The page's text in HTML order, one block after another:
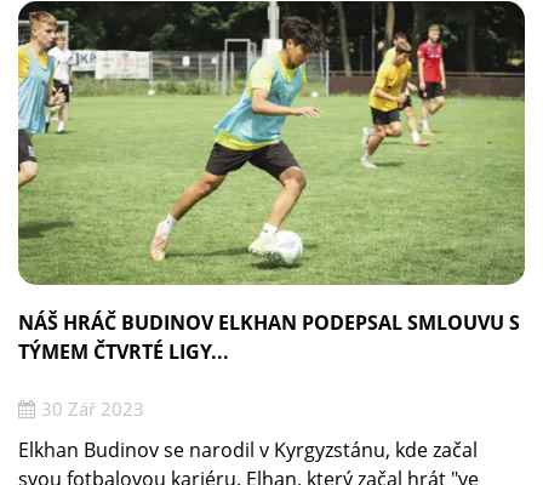
NÁŠ HRÁČ BUDINOV ELKHAN PODEPSAL SMLOUVU S
TÝMEM ČTVRTÉ LIGY...
30 Zář 2023
Elkhan Budinov se narodil v Kyrgyzstánu, kde začal
svou fotbalovou kariéru. Elhan, který začal hrát "ve